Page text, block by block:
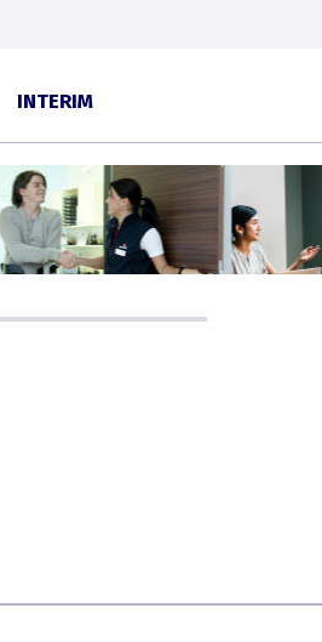
INTERIM